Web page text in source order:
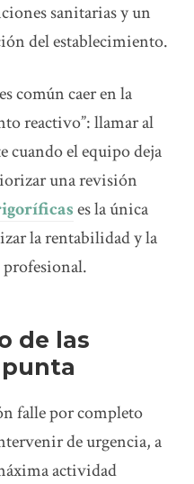
sanitarias y un
del establecimiento.
común caer en la
reactivo”: llamar al
cuando el equipo deja
una revisión
es la única
la rentabilidad y la
de las
falle por completo
de urgencia, a
actividad